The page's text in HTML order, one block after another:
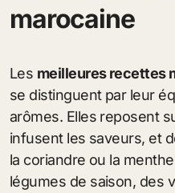
marocaine
Les meilleures recettes
se distinguent par leur
arômes. Elles reposent
infusent les saveurs, et
la coriandre ou la
légumes de saison, des